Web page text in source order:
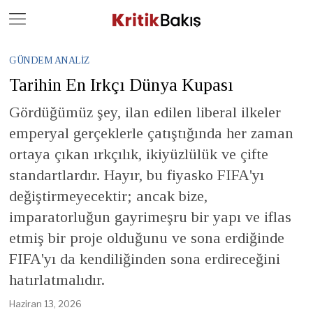
GÜNDEM ANALIZ
Tarihin En Irkçı Dünya Kupası
Gördüğümüz şey, ilan edilen liberal ilkeler
emperyal gerçeklerle çatıştığında her zaman
ortaya çıkan ırkçılık, ikiyüzlülük ve çifte
standartlardır. Hayır, bu fiyasko FIFA'yı
değiştirmeyecektir; ancak bize,
imparatorluğun gayrimeşru bir yapı ve iflas
etmiş bir proje olduğunu ve sona erdiğinde
FIFA'yı da kendiliğinden sona erdireceğini
hatırlatmalıdır.
Haziran 13, 2026